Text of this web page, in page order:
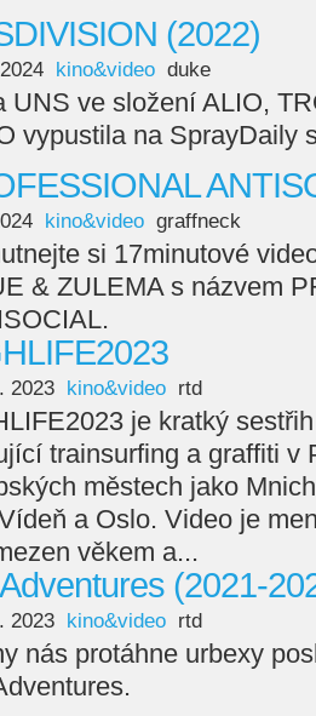
(2022)
kino&video duke
UNS ve složení ALIO,
vypustila na SprayDaily
kino&video graffneck
si 17minutové
& ZULEMA s názvem
2023 kino&video rtd
je kratký
trainsurfing a graffiti v
městech jako
a Oslo. Video je
věkem a...
(2021-
2023 kino&video rtd
nás protáhne urbexy